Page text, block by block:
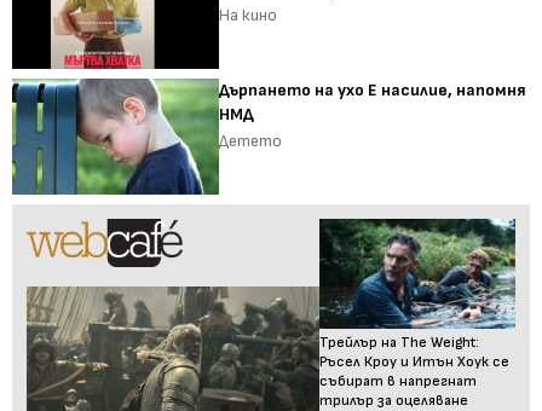
На кино
Дърпането на ухо Е насилие, напомня
НМД
Детето
Трейлър на The Weight:
Ръсел Кроу и Итън Хоук се
събират в напрегнат
трилър за оцеляване